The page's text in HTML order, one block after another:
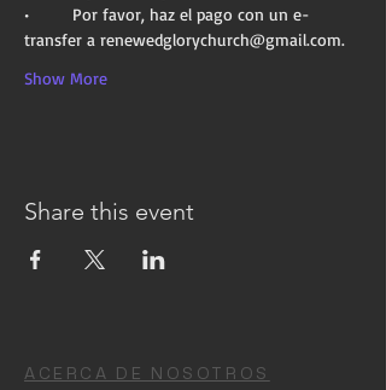
•	Por favor, haz el pago con un e-
transfer a renewedglorychurch@gmail.com.
Show More
Share this event
ACERCA DE NOSOTROS